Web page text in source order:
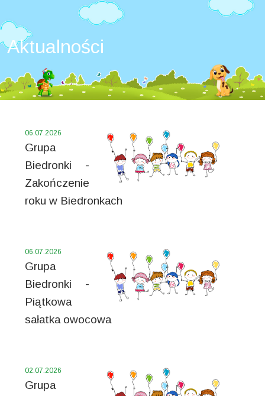
Aktualności
06.07.2026
Grupa
Biedronki -
Zakończenie
roku w Biedronkach
06.07.2026
Grupa
Biedronki -
Piątkowa
sałatka owocowa
02.07.2026
Grupa